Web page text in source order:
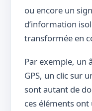
ou encore un
d’information
transformée en
Par exemple, un
GPS, un clic sur
sont autant de
ces éléments ont